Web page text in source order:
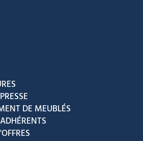
DE MEUBLÉS